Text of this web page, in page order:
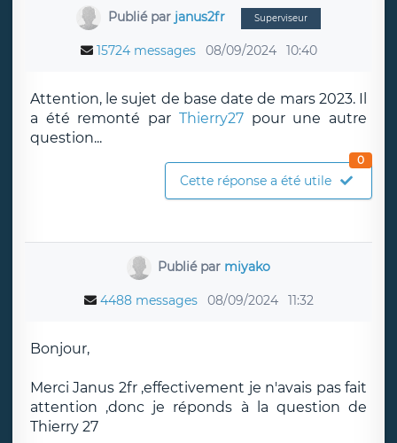
Publié par janus2fr Superviseur
15724 messages 08/09/2024 10:40
Attention, le sujet de base date de mars 2023. Il
a été remonté par Thierry27pour une autre
question...
Cette réponse a été utile
0
Publié par miyako
4488 messages 08/09/2024 11:32
Bonjour,
Merci Janus 2fr ,effectivement je n'avais pas fait
attention ,donc je réponds à la question de
Thierry 27